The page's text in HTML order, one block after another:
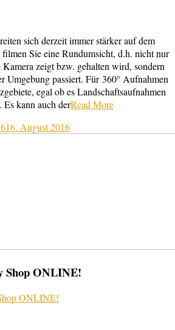
sich derzeit immer stärker auf dem
Sie eine Rundumsicht, d.h. nicht nur
zeigt bzw. gehalten wird, sondern
Umgebung passiert. Für 360° Aufnahmen
egal ob es Landschaftsaufnahmen
Es kann auch derRead More
16. August 2016
Shop ONLINE!